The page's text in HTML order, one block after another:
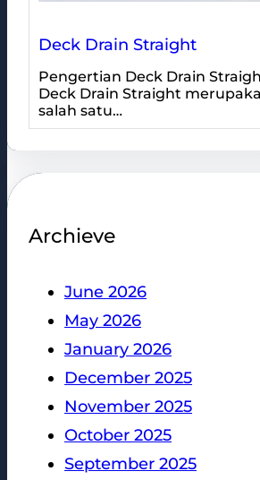
Deck Drain Straight
Pengertian Deck Drain
Deck Drain Straight
salah satu…
Archieve
June 2026
May 2026
January 2026
December 2025
November 2025
October 2025
September 2025